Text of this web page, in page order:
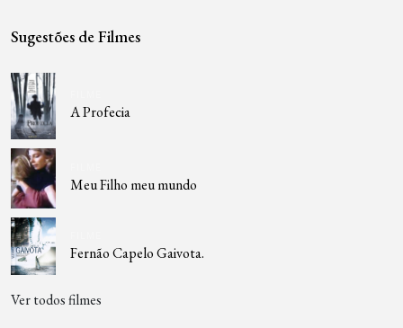
Sugestões de Filmes
A Profecia
Meu Filho meu mundo
Fernão Capelo Gaivota.
Ver todos filmes